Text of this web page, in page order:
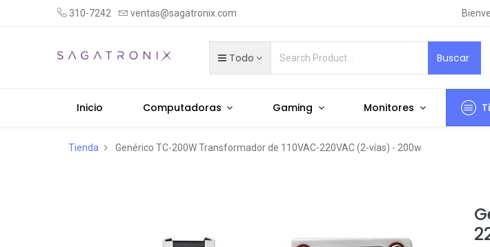
310-7242 ventas@sagatronix.com
Todo Buscar
Inicio Computadoras Gaming Monitores
Tienda Genérico TC-200W Transformador de 110VAC-220VAC (2-vías) - 200w